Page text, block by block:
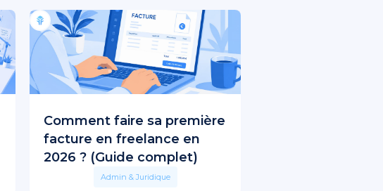
Comment faire sa première
facture en freelance en
2026 ? (Guide complet)
Admin & Juridique